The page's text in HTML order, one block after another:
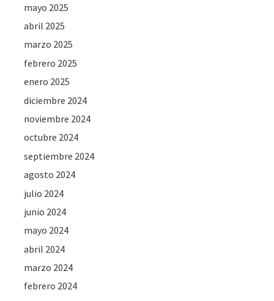
mayo 2025
abril 2025
marzo 2025
febrero 2025
enero 2025
diciembre 2024
noviembre 2024
octubre 2024
septiembre 2024
agosto 2024
julio 2024
junio 2024
mayo 2024
abril 2024
marzo 2024
febrero 2024